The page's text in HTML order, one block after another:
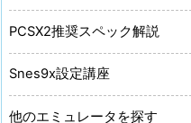
PCSX2推奨スペック解説
Snes9x設定講座
他のエミュレータを探す